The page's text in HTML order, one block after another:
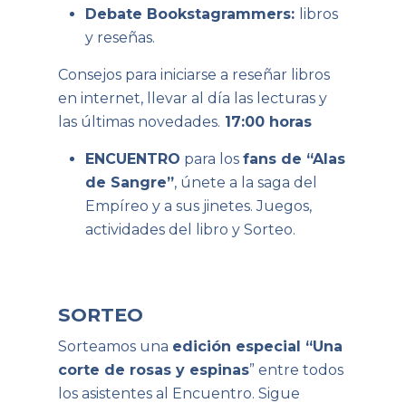
Debate Bookstagrammers: libros
y reseñas.
Consejos para iniciarse a reseñar libros
en internet, llevar al día las lecturas y
las últimas novedades. 17:00 horas
ENCUENTRO para los fans de “Alas
de Sangre”, únete a la saga del
Empíreo y a sus jinetes. Juegos,
actividades del libro y Sorteo.
SORTEO
Sorteamos una edición especial “Una
corte de rosas y espinas” entre todos
los asistentes al Encuentro. Sigue